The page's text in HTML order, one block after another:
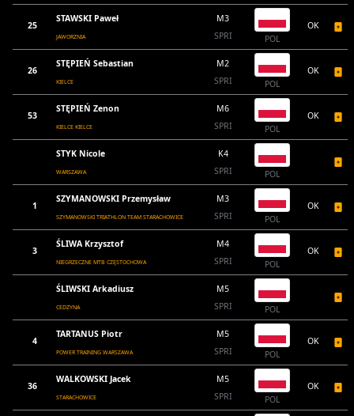
25
STAWSKI Paweł
JAWORZNIA
M3
SPRI
POL
OK
26
STĘPIEŃ Sebastian
KIELCE
M2
SPRI
POL
OK
53
STĘPIEŃ Zenon
KIELCE KIELCE
M6
SPRI
POL
OK
STYK Nicole
WARSZAWA
K4
SPRI
POL
1
SZYMANOWSKI Przemysław
SZYMANOWSKI TRIATHLON TEAM STARACHOWICE
M3
SPRI
POL
OK
3
ŚLIWA Krzysztof
NIEGRZECZNE MTB CZĘSTOCHOWA
M4
SPRI
POL
OK
ŚLIWSKI Arkadiusz
CEDZYNA
M5
SPRI
POL
4
TARTANUS Piotr
POWER TRAINING WARSZAWA
M5
SPRI
POL
OK
36
WALKOWSKI Jacek
STARACHOWICE
M5
SPRI
POL
OK